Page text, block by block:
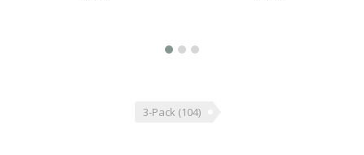
3-Pack (104)